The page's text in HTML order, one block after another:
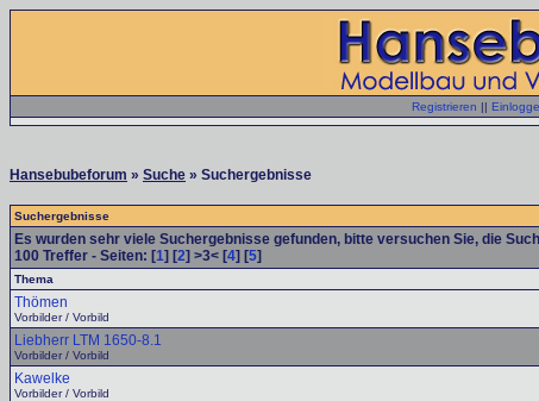
Registrieren ||
Hansebubeforum » Suche » Suchergebnisse
Suchergebnisse
Es wurden sehr viele Suchergebnisse gefunden, bitte versuchen Sie, die
100 Treffer - Seiten: [1] [2] >3< [4] [5]
Thema
Thömen
Vorbilder / Vorbild
Liebherr LTM 1650-8.1
Vorbilder / Vorbild
Kawelke
Vorbilder / Vorbild